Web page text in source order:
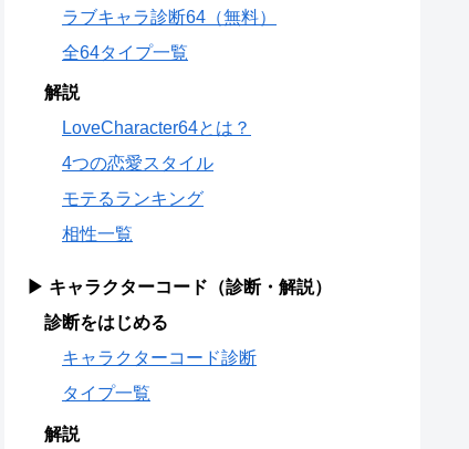
ラブキャラ診断64（無料）
全64タイプ一覧
解説
LoveCharacter64とは？
4つの恋愛スタイル
モテるランキング
相性一覧
▶ キャラクターコード（診断・解説）
診断をはじめる
キャラクターコード診断
タイプ一覧
解説